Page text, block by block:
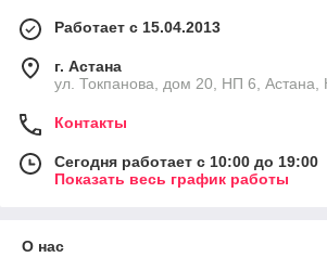
Работает с 15.04.2013
г. Астана
ул. Токпанова, дом 20, НП 6, Астана,
Контакты
Сегодня работает с 10:00 до 19:00
Показать весь график работы
О нас